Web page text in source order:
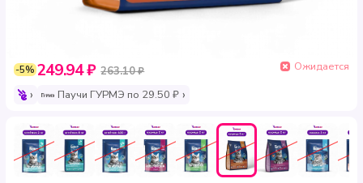
-5% 249.94 ₽ 263.10 ₽
Ожидается
Паучи ГУРМЭ по 29.50 ₽